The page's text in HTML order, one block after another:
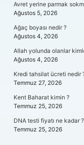
Avret yerine parmak
Ağustos 5, 2026
Ağaç boyası nedir ?
Ağustos 4, 2026
Allah yolunda olanlar
Ağustos 4, 2026
Kredi tahsilat ücreti nedir
Temmuz 27, 2026
Kent Baharat kimin ?
Temmuz 25, 2026
DNA testi fiyatı ne kadar ?
Temmuz 25, 2026